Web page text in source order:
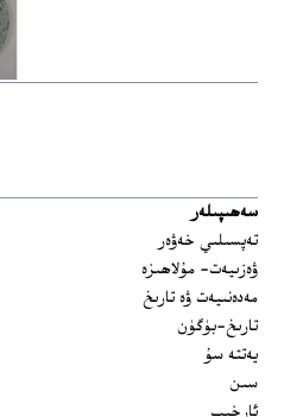
سەھىپىلەر
تەپسىلىي خەۋەر
ۋەزىيەت- مۇلاھىزە
مەدەنىيەت ۋە تارىخ
تارىخ-بۈگۈن
يەتتە سۇ
سىن